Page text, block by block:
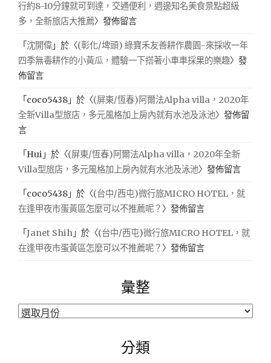
行約8-10分鐘就可到達，交通便利，週邊知名美食景點超級
多，全新旅店大推薦〉發佈留言
「沈開偉 」於〈(彰化/埤頭) 綠寶禾友善耕作農園-來採收一年
四季無毒耕作的小黃瓜，體驗一下搭著小車車採果的樂趣〉發
佈留言
「 coco5438 」於〈(屏東/恆春)阿爾法Alpha villa，2020年
全新Villa型旅店，多元風格加上房內就有水池及泳池〉發佈留
言
「Hui 」於〈(屏東/恆春)阿爾法Alpha villa，2020年全新
Villa型旅店，多元風格加上房內就有水池及泳池〉發佈留言
「 coco5438 」於〈(台中/西屯)微行旅MICRO HOTEL，就
在逢甲夜市蛋黃區怎麼可以不推薦呢？ 〉發佈留言
「Janet Shih 」於〈(台中/西屯)微行旅MICRO HOTEL，就
在逢甲夜市蛋黃區怎麼可以不推薦呢？ 〉發佈留言
彙整
彙
分類